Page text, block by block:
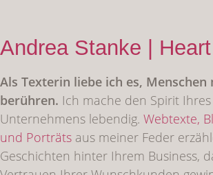
Andrea Stanke |
Als Texterin liebe ich es,
berühren. Ich mache den Spirit Ihres
Unternehmens lebendig. Webtexte,
und Porträts aus meiner Feder
Geschichten hinter Ihrem Business,